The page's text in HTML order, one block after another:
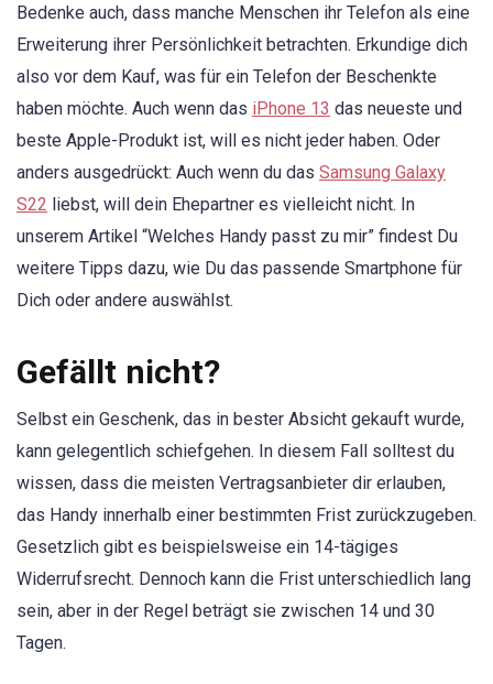
Bedenke auch, dass manche Menschen ihr Telefon als eine
Erweiterung ihrer Persönlichkeit betrachten. Erkundige dich
also vor dem Kauf, was für ein Telefon der Beschenkte
haben möchte. Auch wenn das iPhone 13 das neueste und
beste Apple-Produkt ist, will es nicht jeder haben. Oder
anders ausgedrückt: Auch wenn du das Samsung Galaxy
S22 liebst, will dein Ehepartner es vielleicht nicht. In
unserem Artikel “Welches Handy passt zu mir” findest Du
weitere Tipps dazu, wie Du das passende Smartphone für
Dich oder andere auswählst.
Gefällt nicht?
Selbst ein Geschenk, das in bester Absicht gekauft wurde,
kann gelegentlich schiefgehen. In diesem Fall solltest du
wissen, dass die meisten Vertragsanbieter dir erlauben,
das Handy innerhalb einer bestimmten Frist zurückzugeben.
Gesetzlich gibt es beispielsweise ein 14-tägiges
Widerrufsrecht. Dennoch kann die Frist unterschiedlich lang
sein, aber in der Regel beträgt sie zwischen 14 und 30
Tagen.